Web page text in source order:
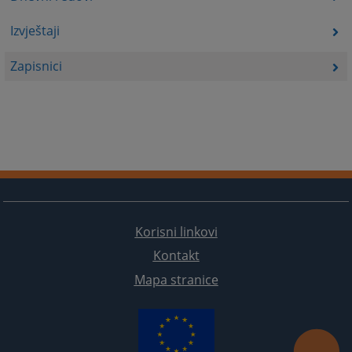
Izvještaji
Zapisnici
Korisni linkovi
Kontakt
Mapa stranice